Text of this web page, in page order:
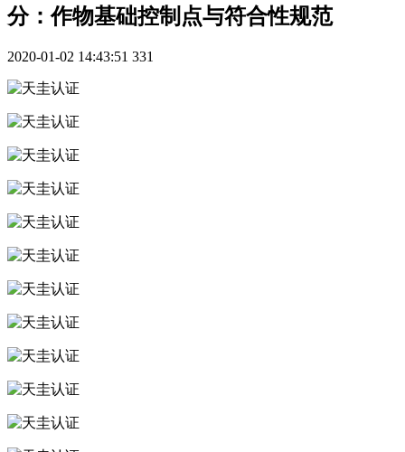
分：作物基础控制点与符合性规范
2020-01-02 14:43:51 331